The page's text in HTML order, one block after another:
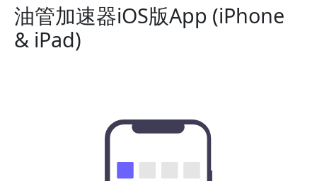
油管加速器iOS版App (iPhone
& iPad)